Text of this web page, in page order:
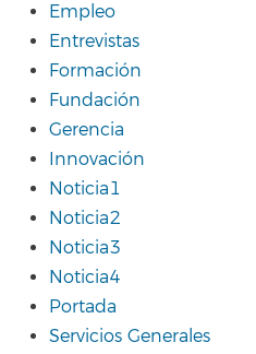
Empleo
Entrevistas
Formación
Fundación
Gerencia
Innovación
Noticia1
Noticia2
Noticia3
Noticia4
Portada
Servicios Generales